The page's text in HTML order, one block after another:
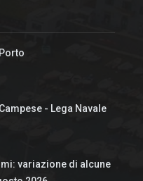
- Lega Navale
variazione di alcune